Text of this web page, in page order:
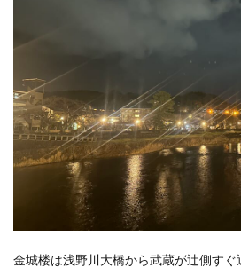
金城楼は浅野川大橋から武蔵が辻側すぐ